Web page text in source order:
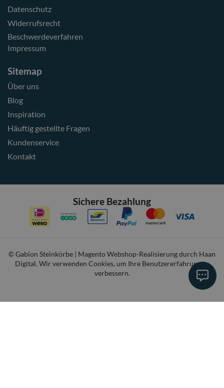
Datenschutz
Widerrufsrecht
Beschwerdeverfahren
Impressum
Sitemap
Über uns
Blog
Inspiration
Häuftig gestellte Fragen
Kundenservice
Kontakt
Sichere Bezahlung
© Gabion Steinkörbe | Magento Webshop-Realisierung durch Haan
Digital. Wir verwenden Cookies, um Ihre Benutzererfahrung zu
verbessern.